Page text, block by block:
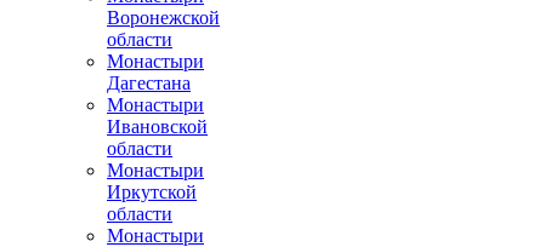
Воронежской
области
Монастыри
Дагестана
Монастыри
Ивановской
области
Монастыри
Иркутской
области
Монастыри